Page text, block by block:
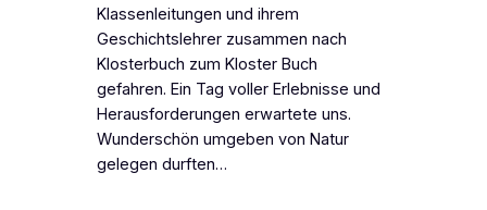
Klassenleitungen und ihrem
Geschichtslehrer zusammen nach
Klosterbuch zum Kloster Buch
gefahren. Ein Tag voller Erlebnisse und
Herausforderungen erwartete uns.
Wunderschön umgeben von Natur
gelegen durften…